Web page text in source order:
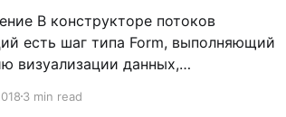
потоков
есть шаг типа Form, выполняющий
визуализации данных,
Use The Workflow Builder
3 min read